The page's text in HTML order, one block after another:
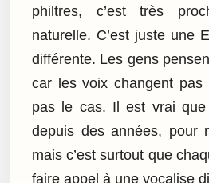
philtres, c’est très
naturelle. C’est juste une
différente. Les gens
car les voix changent pas
pas le cas. Il est vrai
depuis des années, pour
mais c’est surtout que
faire appel à une vocalise